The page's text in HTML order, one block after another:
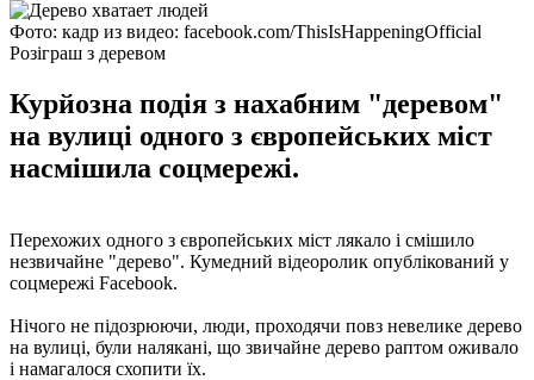
Фото: кадр из видео: facebook.com/ThisIsHappeningOfficial
Розіграш з деревом
Курйозна подія з нахабним "деревом"
на вулиці одного з європейських міст
насмішила соцмережі.
Перехожих одного з європейських міст лякало і смішило
незвичайне "дерево". Кумедний відеоролик опублікований у
соцмережі Facebook.
Нічого не підозрюючи, люди, проходячи повз невелике дерево
на вулиці, були налякані, що звичайне дерево раптом оживало
і намагалося схопити їх.